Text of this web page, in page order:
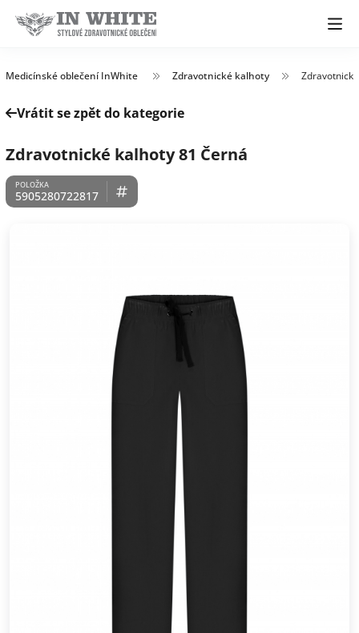
Medicínské oblečení InWhite Zdravotnické kalhoty
Vrátit se zpět do kategorie
Zdravotnické kalhoty 81 Černá
5905280722817